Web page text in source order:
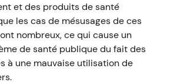
et des produits de santé
les cas de mésusages de ces
nombreux, ce qui cause un
de santé publique du fait des
à une mauvaise utilisation de